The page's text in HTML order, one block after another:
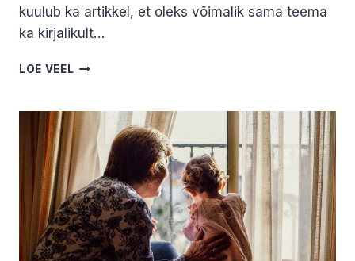
kuulub ka artikkel, et oleks võimalik sama teema
ka kirjalikult…
LOE VEEL KAS
KUI
PÄRANDAJA
EI
SAANUD
SELLE
SISUST
ARU?